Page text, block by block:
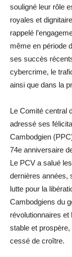
souligné leur rôle
royales et
rappelé
même en période
ses succès
cybercrime, le
ainsi que dans la
Le Comité central
adressé ses
Cambodgien
74e anniversaire
Le PCV a salué
dernières années,
lutte pour la
Cambodgiens du
révolutionnaires et
stable et prospère,
cessé de croître.